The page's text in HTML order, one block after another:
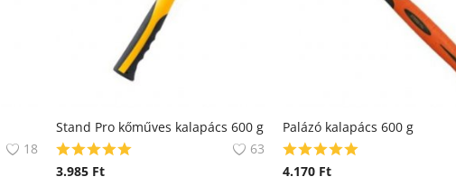
18
Stand Pro kőműves kalapács 600 g
63
3.985 Ft
Palázó kalapács 600 g
4.170 Ft